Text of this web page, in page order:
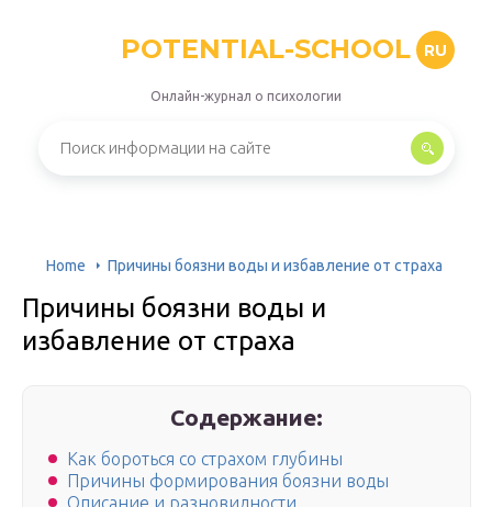
POTENTIAL-SCHOOL RU
Онлайн-журнал о психологии
Home Причины боязни воды и избавление от страха
Причины боязни воды и
избавление от страха
Содержание:
Как бороться со страхом глубины
Причины формирования боязни воды
Описание и разновидности